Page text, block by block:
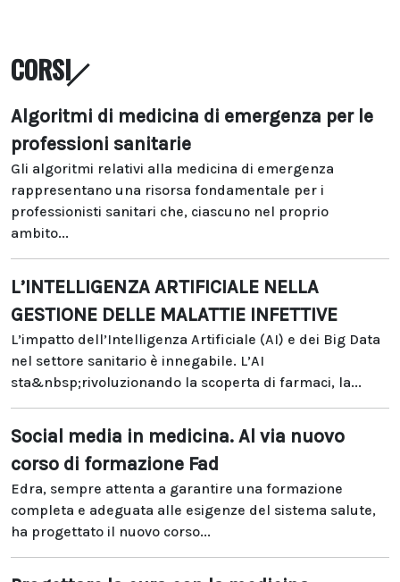
CORSI
Algoritmi di medicina di emergenza per le
professioni sanitarie
Gli algoritmi relativi alla medicina di emergenza
rappresentano una risorsa fondamentale per i
professionisti sanitari che, ciascuno nel proprio
ambito...
L’INTELLIGENZA ARTIFICIALE NELLA
GESTIONE DELLE MALATTIE INFETTIVE
L’impatto dell’Intelligenza Artificiale (AI) e dei Big Data
nel settore sanitario è innegabile. L’AI
sta&nbsp;rivoluzionando la scoperta di farmaci, la...
Social media in medicina. Al via nuovo
corso di formazione Fad
Edra, sempre attenta a garantire una formazione
completa e adeguata alle esigenze del sistema salute,
ha progettato il nuovo corso...